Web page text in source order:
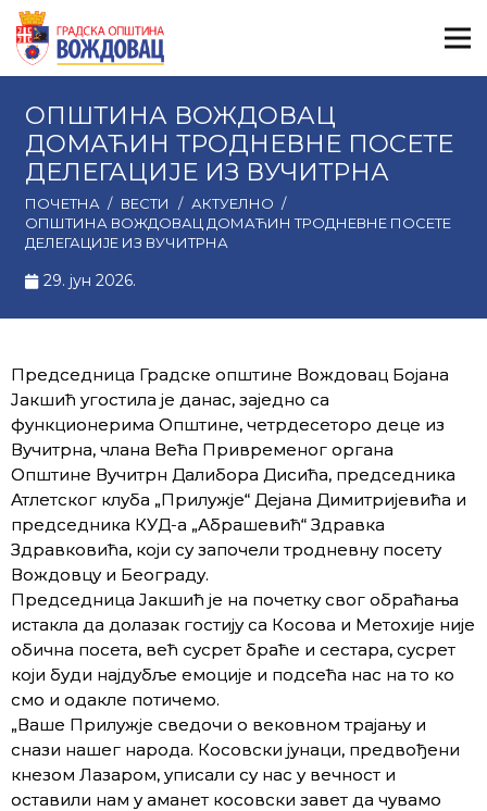
ОПШТИНА ВОЖДОВАЦ
ДОМАЋИН ТРОДНЕВНЕ ПОСЕТЕ
ДЕЛЕГАЦИЈЕ ИЗ ВУЧИТРНА
ПОЧЕТНА / ВЕСТИ / АКТУЕЛНО /
ОПШТИНА ВОЖДОВАЦ ДОМАЋИН ТРОДНЕВНЕ ПОСЕТЕ
ДЕЛЕГАЦИЈЕ ИЗ ВУЧИТРНА
29. јун 2026.
Председница Градске општине Вождовац Бојана
Јакшић угостила је данас, заједно са
функционерима Општине, четрдесеторо деце из
Вучитрна, члана Већа Привременог органа
Општине Вучитрн Далибора Дисића, председника
Атлетског клуба „Прилужје“ Дејана Димитријевића и
председника КУД-а „Абрашевић“ Здравка
Здравковића, који су започели тродневну посету
Вождовцу и Београду.
Председница Јакшић је на почетку свог обраћања
истакла да долазак гостију са Косова и Метохије није
обична посета, већ сусрет браће и сестара, сусрет
који буди најдубље емоције и подсећа нас на то ко
смо и одакле потичемо.
„Ваше Прилужје сведочи о вековном трајању и
снази нашег народа. Косовски јунаци, предвођени
кнезом Лазаром, уписали су нас у вечност и
оставили нам у аманет косовски завет да чувамо